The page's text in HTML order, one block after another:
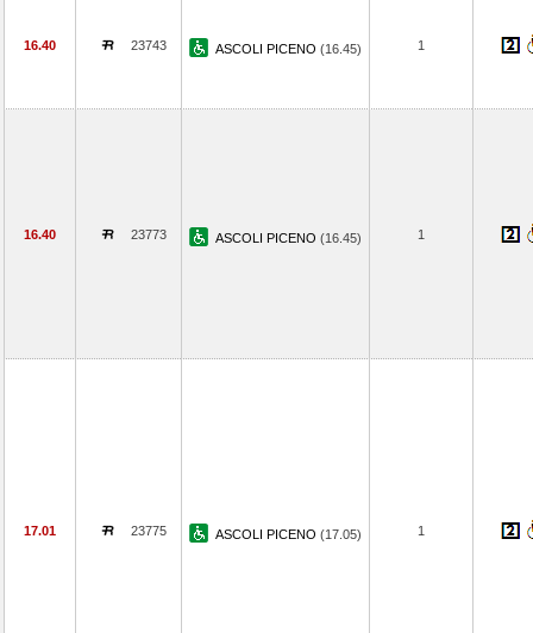
16.40 23743 ASCOLI PICENO (16.45) 1
16.40 23773 ASCOLI PICENO (16.45) 1
17.01 23775 ASCOLI PICENO (17.05) 1